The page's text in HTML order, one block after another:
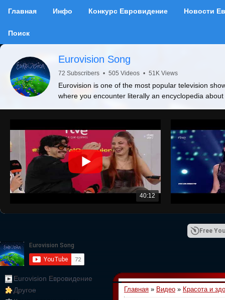
Главная Инфо Конкурс Евровидение Новости
Поиск
Eurovision Song
72 Subscribers • 505 Videos • 51K Views
Eurovision is one of the most popular television
where you encounter literally an encyclopedia
40:12
Free
Eurovision Евровидение
Другое
Главная » Видео » Красота и